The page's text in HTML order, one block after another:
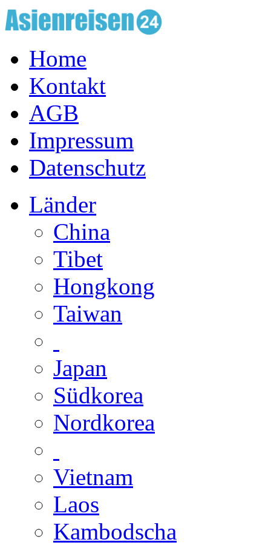
Home
Kontakt
AGB
Impressum
Datenschutz
Länder
China
Tibet
Hongkong
Taiwan
Japan
Südkorea
Nordkorea
Vietnam
Laos
Kambodscha